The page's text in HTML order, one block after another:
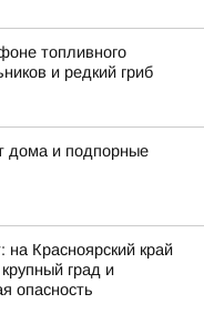
топливного
и редкий гриб
дома и подпорные
Красноярский край
град и
опасность